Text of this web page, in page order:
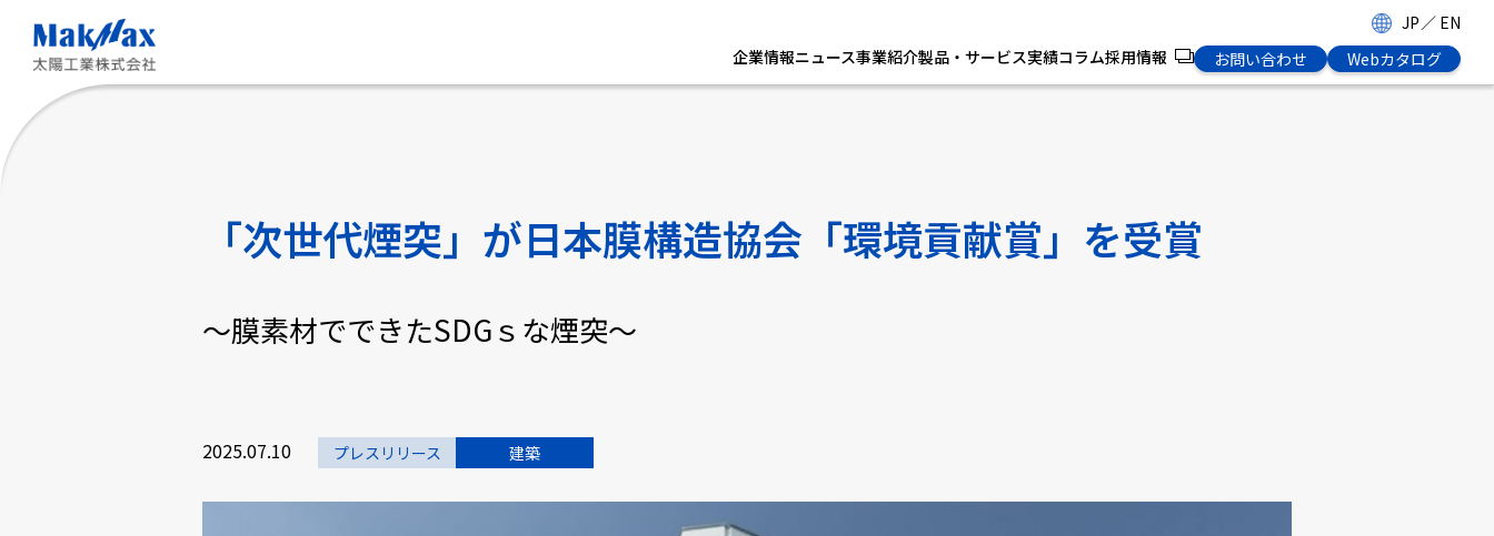
ン
ツ
JP／ EN
企業情報ニュース事業紹介製品・サービス実績コラム採用情報 お問い合わせ Webカタログ
「次世代煙突」が日本膜構造協会「環境貢献賞」を受賞
～膜素材でできたSDGｓな煙突～
2025.07.10 プレスリリース 建築